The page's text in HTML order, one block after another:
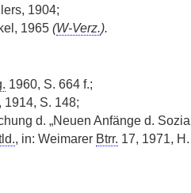
1904;
1965 (W-Verz.).
1960, S. 664 f.;
1914, S. 148;
d. „Neuen Anfänge d.
, in: Weimarer Btrr. 17, 1971,